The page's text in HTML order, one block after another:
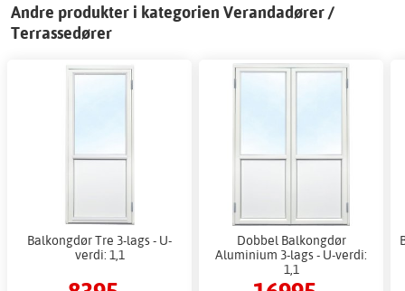
Andre produkter i kategorien Verandadører /
Terrassedører
Balkongdør Tre 3-lags - U-
verdi: 1,1
Dobbel Balkongdør
Aluminium 3-lags - U-verdi:
1,1